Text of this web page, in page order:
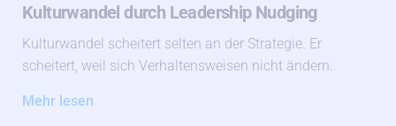
Kulturwandel durch Leadership Nudging
Kulturwandel scheitert selten an der Strategie. Er
scheitert, weil sich Verhaltensweisen nicht ändern.
Mehr lesen